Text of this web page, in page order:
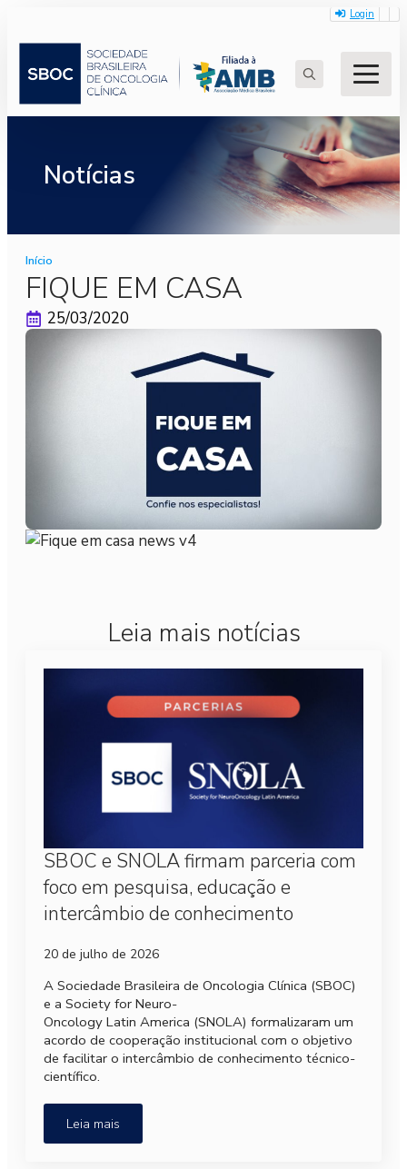
Login
for:
Notícias
Início
FIQUE EM CASA
25/03/2020
Leia mais notícias
SBOC e SNOLA firmam parceria com
foco em pesquisa, educação e
intercâmbio de conhecimento
20 de julho de 2026
A Sociedade Brasileira de Oncologia Clínica (SBOC)
e a Society for Neuro-
Oncology Latin America (SNOLA) formalizaram um
acordo de cooperação institucional com o objetivo
de facilitar o intercâmbio de conhecimento técnico-
científico.
Leia mais